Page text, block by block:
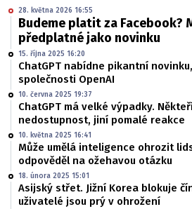
28. května 2026 16:55
Budeme platit za Facebook?
předplatné jako novinku
15. října 2025 16:20
ChatGPT nabídne pikantní
společnosti OpenAI
10. června 2025 19:37
ChatGPT má velké výpadky.
nedostupnost, jiní pomalé reakce
10. května 2025 16:41
Může umělá inteligence ohrozit
odpověděl na ožehavou otázku
18. února 2025 15:01
Asijský střet. Jižní Korea blokuje
uživatelé jsou prý v ohrožení